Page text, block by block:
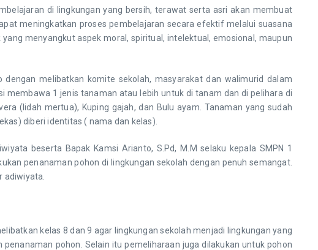
di lingkungan yang bersih, terawat serta asri akan membuat
meningkatkan proses pembelajaran secara efektif melalui suasana
menyangkut aspek moral, spiritual, intelektual, emosional, maupun
dengan melibatkan komite sekolah, masyarakat dan walimurid dalam
1 jenis tanaman atau lebih untuk di tanam dan di pelihara di
(lidah mertua), Kuping gajah, dan Bulu ayam. Tanaman yang sudah
diberi identitas ( nama dan kelas).
beserta Bapak Kamsi Arianto, S.Pd, M.M selaku kepala SMPN 1
penanaman pohon di lingkungan sekolah dengan penuh semangat.
adiwiyata.
kelas 8 dan 9 agar lingkungan sekolah menjadi lingkungan yang
pohon. Selain itu pemeliharaan juga dilakukan untuk pohon